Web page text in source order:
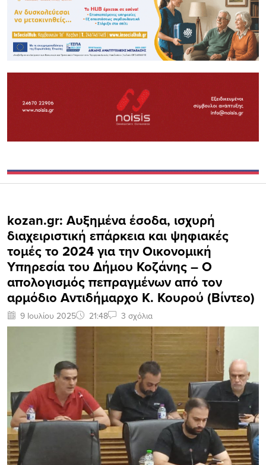
kozan.gr: Αυξημένα έσοδα, ισχυρή
διαχειριστική επάρκεια και ψηφιακές
τομές το 2024 για την Οικονομική
Υπηρεσία του Δήμου Κοζάνης – Ο
απολογισμός πεπραγμένων από τον
αρμόδιο Αντιδήμαρχο Κ. Κουρού (Bίντεο)
9 Ιουλίου 2025 21:48 3 σχόλια